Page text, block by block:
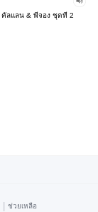
คัลแลน & พี่จอง ชุดที่ 2
| ช่วยเหลือ